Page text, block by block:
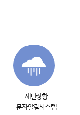
재난상황
문자알림시스템